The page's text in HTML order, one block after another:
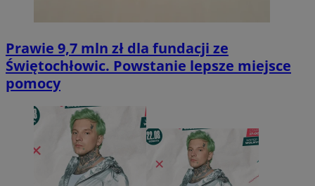
Prawie 9,7 mln zł dla fundacji ze
Świętochłowic. Powstanie lepsze miejsce
pomocy